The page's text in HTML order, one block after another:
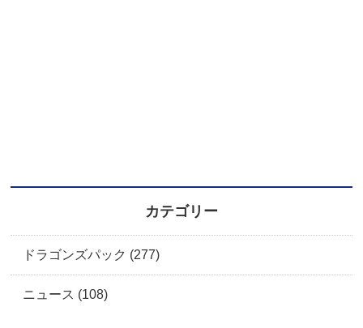
カテゴリー
ドラゴンズパック (277)
ニュース (108)